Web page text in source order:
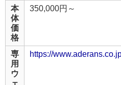
本
体
価
格
350,000円～
専
用
ウ
https://